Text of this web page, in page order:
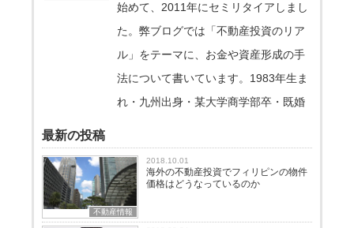
始めて、2011年にセミリタイアしまし
た。弊ブログでは「不動産投資のリア
ル」をテーマに、お金や資産形成の手
法について書いています。1983年生ま
れ・九州出身・某大学商学部卒・既婚
最新の投稿
不動産情報
2018.10.01
海外の不動産投資でフィリピンの物件
価格はどうなっているのか